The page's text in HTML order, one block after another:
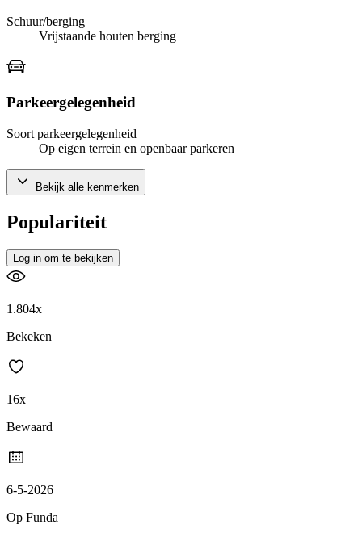
Schuur/berging
Vrijstaande houten berging
Parkeergelegenheid
Soort parkeergelegenheid
Op eigen terrein en openbaar parkeren
Bekijk alle kenmerken
Populariteit
Log in om te bekijken
1.804x
Bekeken
16x
Bewaard
6-5-2026
Op Funda